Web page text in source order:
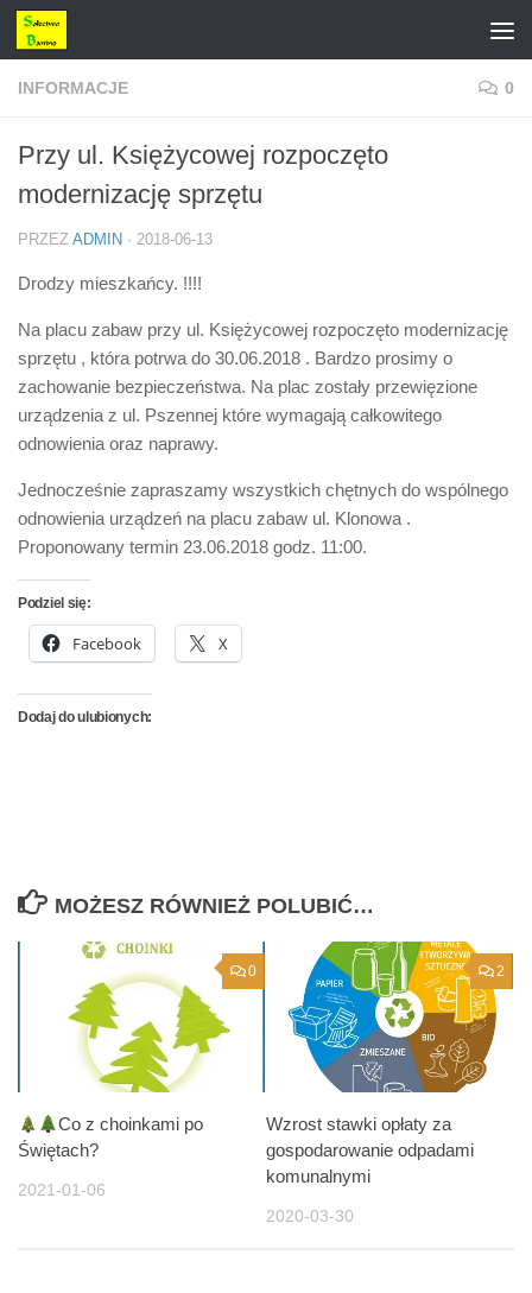
Przejdź do treści
INFORMACJE 0
Przy ul. Księżycowej rozpoczęto
modernizację sprzętu
PRZEZ ADMIN · 2018-06-13
Drodzy mieszkańcy. !!!!
Na placu zabaw przy ul. Księżycowej rozpoczęto modernizację
sprzętu , która potrwa do 30.06.2018 . Bardzo prosimy o
zachowanie bezpieczeństwa. Na plac zostały przewięzione
urządzenia z ul. Pszennej które wymagają całkowitego
odnowienia oraz naprawy.
Jednocześnie zapraszamy wszystkich chętnych do wspólnego
odnowienia urządzeń na placu zabaw ul. Klonowa .
Proponowany termin 23.06.2018 godz. 11:00.
Podziel się:
Facebook X
Dodaj do ulubionych:
MOŻESZ RÓWNIEŻ POLUBIĆ…
0
Co z choinkami po
Świętach?
2021-01-06
2
Wzrost stawki opłaty za
gospodarowanie odpadami
komunalnymi
2020-03-30